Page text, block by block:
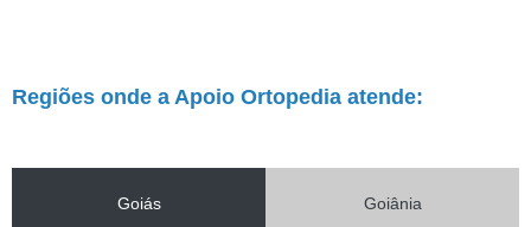
Regiões onde a Apoio Ortopedia atende:
Goiás Goiânia